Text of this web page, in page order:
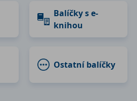
Balíčky s e-
knihou
Ostatní balíčky